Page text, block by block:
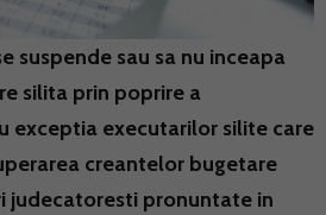
suspende sau sa nu inceapa
silita prin poprire a
exceptia executarilor silite care
creantelor bugetare
judecatoresti pronuntate in